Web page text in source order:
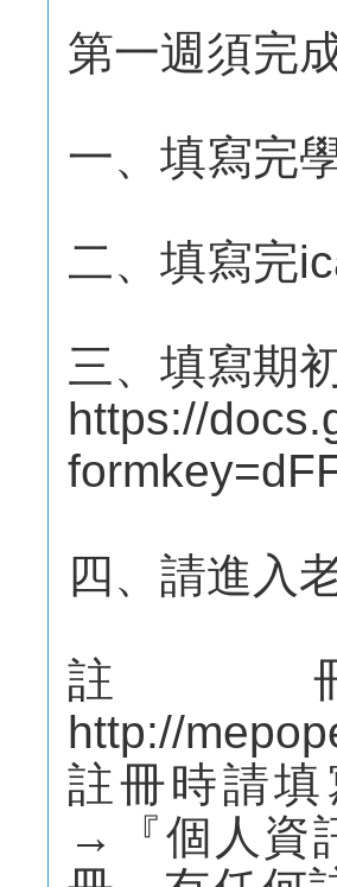
第一週須完
一、填寫完
二、填寫完
三、填寫期
https://
四、請進入
註
http://
註冊時請
→『個人資